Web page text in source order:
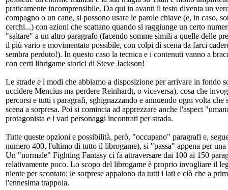
praticamente incomprensibile. Da qui in avanti il testo diventa un
compagno o un cane, si possono usare le parole chiave (e, in caso,
cerchi...) con azioni che scattano quando si raggiunge un certo
"saltare" a un altro paragrafo (facendo somme simili a quelle delle
il più vario e movimentato possibile, con colpi di scena da farci
sembra perduto!). In questo caso la tecnica e i contenuti vanno a
con certi librigame storici di Steve Jackson!
Le strade e i modi che abbiamo a disposizione per arrivare in
uccidere Mencius ma perdere Reinhardt, o viceversa), cosa che
percorsi e tutti i paragrafi, sghignazzando e annuendo ogni volta
scena a sorpresa. Poi si comincia ad apprezzare anche l'aspect
protagonista e i vari personaggi incontrati per strada.
Tutte queste opzioni e possibilità, però, "occupano" paragrafi e,
numero 400, l'ultimo di tutto il librogame), si "passa" appena per
Un "normale" Fighting Fantasy ci fa attraversare dai 100 ai 150
relativamente poco. Lo scopo del librogame è proprio invogliare il
niente per scontato: le sorprese appaiono da tutti i lati e ciò che a
l'ennesima trappola.